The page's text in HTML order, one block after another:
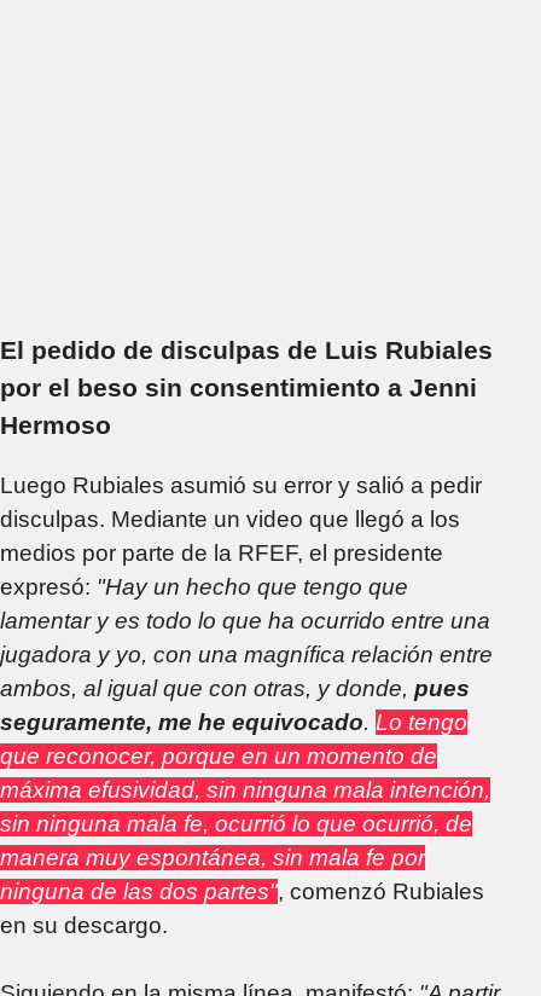
El pedido de disculpas de Luis Rubiales
por el beso sin consentimiento a Jenni
Hermoso
Luego Rubiales asumió su error y salió a pedir
disculpas. Mediante un video que llegó a los
medios por parte de la RFEF, el presidente
expresó: "Hay un hecho que tengo que
lamentar y es todo lo que ha ocurrido entre una
jugadora y yo, con una magnífica relación entre
ambos, al igual que con otras, y donde, pues
seguramente, me he equivocado. Lo tengo
que reconocer, porque en un momento de
máxima efusividad, sin ninguna mala intención,
sin ninguna mala fe, ocurrió lo que ocurrió, de
manera muy espontánea, sin mala fe por
ninguna de las dos partes", comenzó Rubiales
en su descargo.